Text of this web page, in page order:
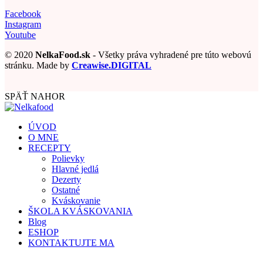
Facebook
Instagram
Youtube
© 2020 NelkaFood.sk - Všetky práva vyhradené pre túto webovú
stránku. Made by Creawise.DIGITAL
SPÄŤ NAHOR
ÚVOD
O MNE
RECEPTY
Polievky
Hlavné jedlá
Dezerty
Ostatné
Kváskovanie
ŠKOLA KVÁSKOVANIA
Blog
ESHOP
KONTAKTUJTE MA